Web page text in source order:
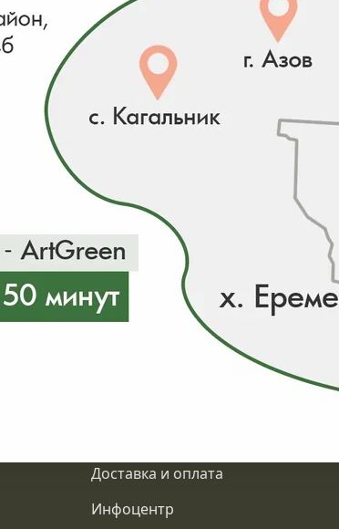
0 шт
Груша (3-5 лет) (Pyrus)(
3-5 лет )
от 10500₽
Подробнее
Доставка и оплата
Инфоцентр